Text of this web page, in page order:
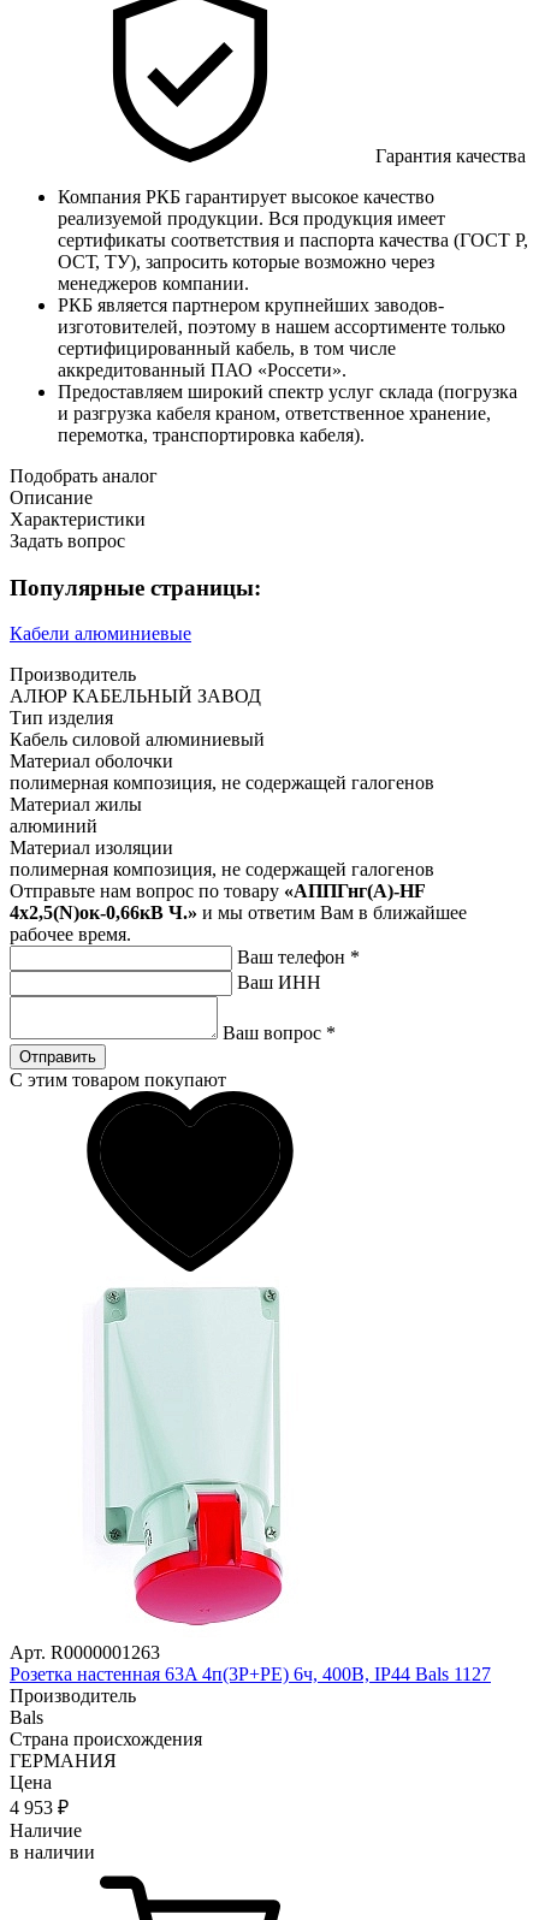
Гарантия качества
Компания РКБ гарантирует высокое качество
реализуемой продукции. Вся продукция имеет
сертификаты соответствия и паспорта качества (ГОСТ Р,
ОСТ, ТУ), запросить которые возможно через
менеджеров компании.
РКБ является партнером крупнейших заводов-
изготовителей, поэтому в нашем ассортименте только
сертифицированный кабель, в том числе
аккредитованный ПАО «Россети».
Предоставляем широкий спектр услуг склада (погрузка
и разгрузка кабеля краном, ответственное хранение,
перемотка, транспортировка кабеля).
Подобрать аналог
Описание
Характеристики
Задать вопрос
Популярные страницы:
Кабели алюминиевые
Производитель
АЛЮР КАБЕЛЬНЫЙ ЗАВОД
Тип изделия
Кабель силовой алюминиевый
Материал оболочки
полимерная композиция, не содержащей галогенов
Материал жилы
алюминий
Материал изоляции
полимерная композиция, не содержащей галогенов
Отправьте нам вопрос по товару «АППГнг(А)-HF
4х2,5(N)ок-0,66кВ Ч.» и мы ответим Вам в ближайшее
рабочее время.
Ваш телефон *
Ваш ИНН
Ваш вопрос *
Отправить
С этим товаром покупают
Арт. R0000001263
Розетка настенная 63A 4п(3P+PE) 6ч, 400В, IP44 Bals 1127
Производитель
Bals
Страна происхождения
ГЕРМАНИЯ
Цена
4 953 ₽
Наличие
в наличии